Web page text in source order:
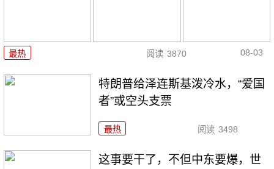
最热 阅读 3870 08-03
特朗普给泽连斯基泼冷水，“爱国
者”或空头支票
最热 阅读 3498
这事要干了，不但中东要爆，世